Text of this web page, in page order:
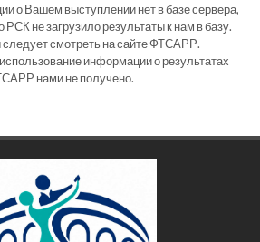
о Вашем выступлении нет в базе сервера,
РСК не загрузило результаты к нам в базу.
следует смотреть на сайте ФТСАРР.
информации о результатах
нами не получено.